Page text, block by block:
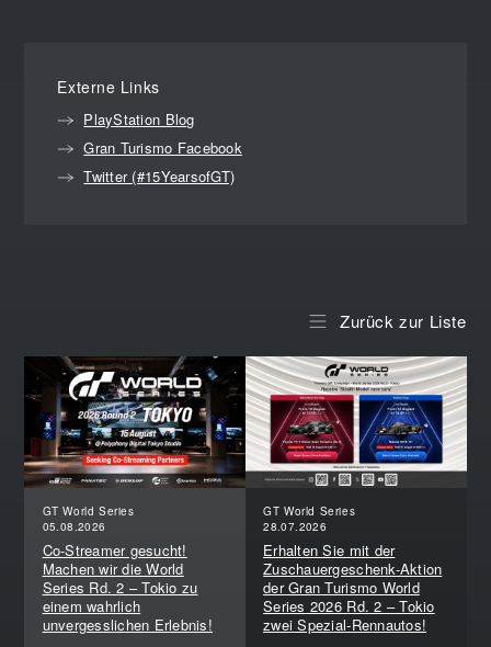
Externe Links
PlayStation Blog
Gran Turismo Facebook
Twitter (#15YearsofGT)
Zurück zur Liste
GT World Series
05.08.2026
Co-Streamer gesucht!
Machen wir die World
Series Rd. 2 – Tokio zu
einem wahrlich
unvergesslichen Erlebnis!
GT World Series
28.07.2026
Erhalten Sie mit der
Zuschauergeschenk-Aktion
der Gran Turismo World
Series 2026 Rd. 2 – Tokio
zwei Spezial-Rennautos!